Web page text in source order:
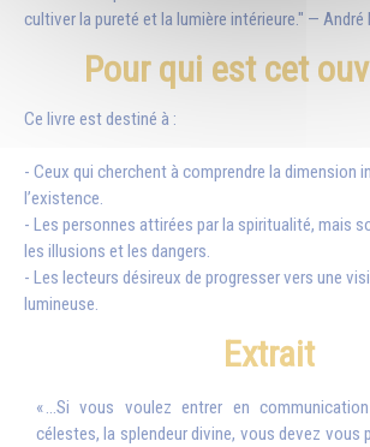
cultiver la pureté et la lumière intérieure." — André
Pour qui est cet
Ce livre est destiné à :
- Ceux qui cherchent à comprendre la dimension
l’existence.
- Les personnes attirées par la spiritualité, mais
les illusions et les dangers.
- Les lecteurs désireux de progresser vers une
lumineuse.
Extrait
« ...Si vous voulez entrer en
célestes, la splendeur divine, vous devez vous